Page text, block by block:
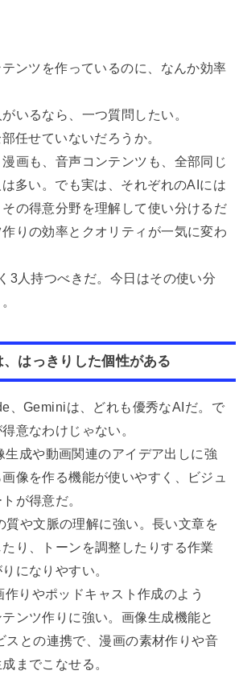
テンツを作っているのに、なんか効率
いるなら、一つ質問したい。
任せていないだろうか。
画も、音声コンテンツも、全部同じ
多い。でも実は、それぞれのAIには
の得意分野を理解して使い分けるだ
りの効率とクオリティが一気に変わ
3人持つべきだ。今日はその使い分
はっきりした個性がある
、Geminiは、どれも優秀なAIだ。で
意なわけじゃない。
生成や動画関連のアイデア出しに強
像を作る機能が使いやすく、ビジュ
が得意だ。
質や文脈の理解に強い。長い文章を
り、トーンを調整したりする作業
になりやすい。
りやポッドキャスト作成のよう
ンツ作りに強い。画像生成機能と
スとの連携で、漫画の素材作りや音
までこなせる。